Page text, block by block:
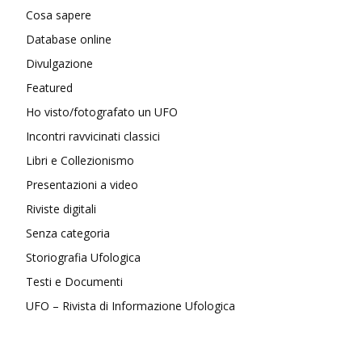
Cosa sapere
Database online
Divulgazione
Featured
Ho visto/fotografato un UFO
Incontri ravvicinati classici
Libri e Collezionismo
Presentazioni a video
Riviste digitali
Senza categoria
Storiografia Ufologica
Testi e Documenti
UFO – Rivista di Informazione Ufologica